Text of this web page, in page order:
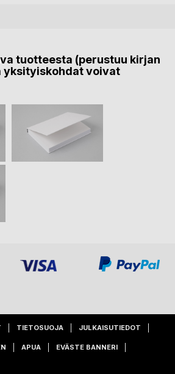
tuotteesta (perustuu kirjan
yksityiskohdat voivat
TIETOSUOJA JULKAISUTIEDOT
APUA EVÄSTE BANNERI